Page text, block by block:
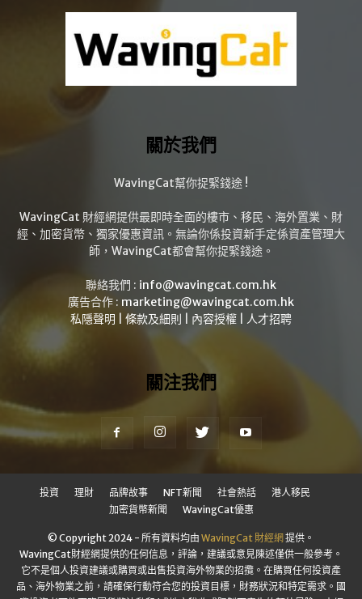
關於我們
WavingCat幫你捉緊錢途 !
WavingCat 財經網提供最即時全面的樓市、移民、海外置業、財
經、加密貨幣、獨家優惠資訊。無論你係投資新手定係資產管理大
師，WavingCat都會幫你捉緊錢途。
聯絡我們 : info@wavingcat.com.hk
廣告合作 : marketing@wavingcat.com.hk
私隱聲明
條款及細則 內容授權 人才招聘
關注我們
投資 理財 品牌故事 NFT新聞 社會熱話
港人移民
加密貨幣新聞
WavingCat優惠
© Copyright 2024 - 所有資料均由 WavingCat 財經網提供。
WavingCat財經網提供的任何信息，評論，建議或意見陳述僅供一般參考。
它不是個人投資建議或購買或出售投資海外物業的招攬。在購買任何投資產
品、海外物業之前，請確保行動符合您的投資目標，財務狀況和特定需求。國